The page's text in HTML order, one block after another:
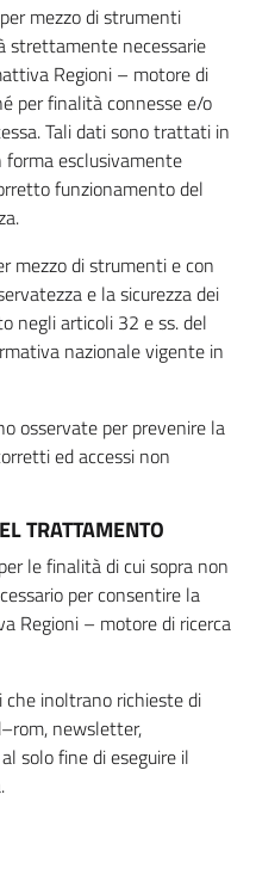
mezzo di strumenti
strettamente necessarie
Regioni – motore di
per finalità connesse e/o
Tali dati sono trattati in
esclusivamente
funzionamento del
mezzo di strumenti e con
e la sicurezza dei
negli articoli 32 e ss. del
nazionale vigente in
osservate per prevenire la
ed accessi non
TRATTAMENTO
le finalità di cui sopra non
per consentire la
Regioni – motore di ricerca
inoltrano richieste di
newsletter,
solo fine di eseguire il